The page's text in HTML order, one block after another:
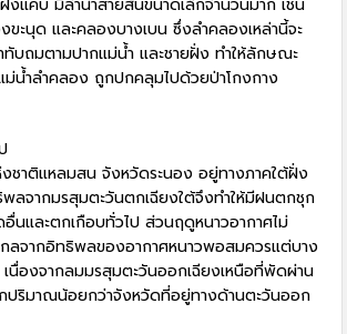
แคบ มีลำน้ำสายสั้นขนาดเล็กจำนวนมาก เช่น
ะนุด และคลองบางเบน ซึ่งลำคลองเหล่านี้จะ
บถมตามปากแม่น้ำ และชายฝั่ง ทำให้ลักษณะ
ม่น้ำลำคลอง ถูกปกคลุมไปด้วยป่าโกงกาง
ชาติแหลมสน จังหวัดระนอง อยู่ทางภาคใต้ฝั่ง
ลจากมรสุมตะวันตกเฉียงใต้จึงทำให้มีฝนตกชุก
นและตกเกือบทั่วไป ส่วนฤดูหนาวอากาศไม่
กลจากอิทธิพลของอากาศหนาวพอสมควรแต่บาง
นื่องจากลมมรสุมตะวันออกเฉียงเหนือที่พัดผ่าน
กปริมาณน้อยกว่าจังหวัดที่อยู่ทางด้านตะวันออก